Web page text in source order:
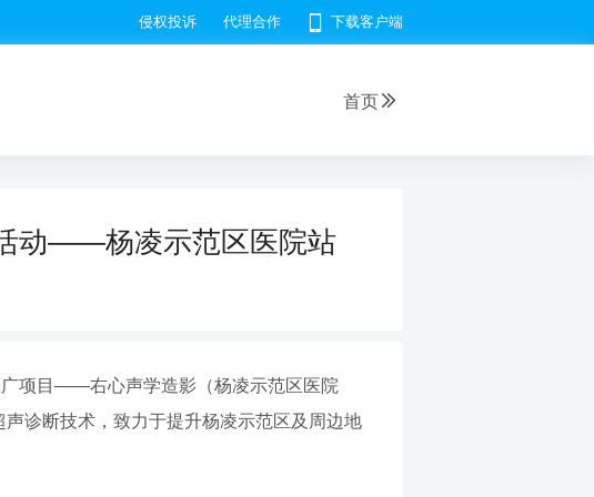
侵权投诉 代理合作 下载客户端
首页
动——杨凌示范区医院站
广项目——右心声学造影（杨凌示范区医院
诊断技术，致力于提升杨凌示范区及周边地